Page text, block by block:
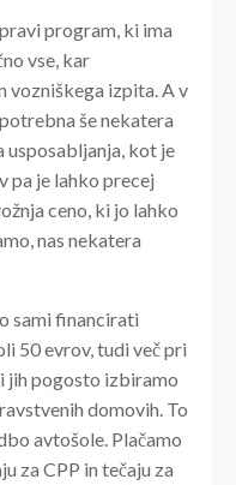
program, ki ima
vse, kar
vozniškega izpita. A v
še nekatera
usposabljanja, kot je
pa je lahko precej
ceno, ki jo lahko
nas nekatera
sami financirati
50 evrov, tudi več pri
jih pogosto izbiramo
domovih. To
avtošole. Plačamo
za CPP in tečaju za